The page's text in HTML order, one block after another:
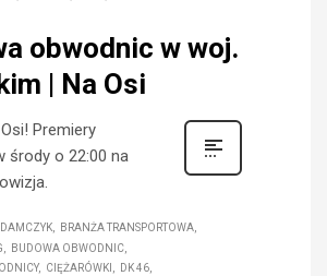
obwodnic w woj.
| Na Osi
Premiery
środy o 22:00 na
BRANŻA TRANSPORTOWA
BUDOWA OBWODNIC
CIĘŻARÓWKI
DK 46